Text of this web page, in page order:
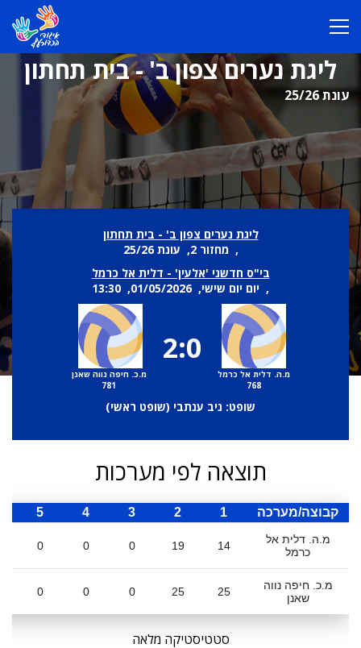
ליגת נערים צפון ב' - בית תחתון
עונת 25/26
ליגת נערים צפון ב' - בית תחתון
, מחזור 2, עונת 25/26
בי"ס חדשני 'אלעין' - דלית אל כרמל
, יום יום שישי, 01/05/2026, 13:30
מ.ה. דלית אל כרמל
768
2:0
מ.כ. חיפה נווה שאנן
781
שופט: ניב ענתבי (שופט ראשי)
תוצאה לפי מערכות
קבוצה/מערכה 1
2
3
4
5
מ.ה. דלית אל
כרמל
14
19
0
0
0
מ.כ. חיפה נווה
שאנן
25
25
0
0
0
סטטיסטיקה מלאה